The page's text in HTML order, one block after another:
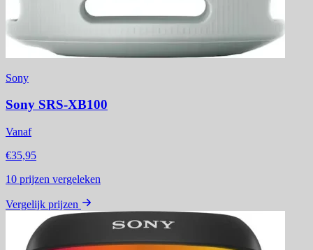
Sony
Sony SRS-XB100
Vanaf
€35,95
10 prijzen vergeleken
Vergelijk prijzen